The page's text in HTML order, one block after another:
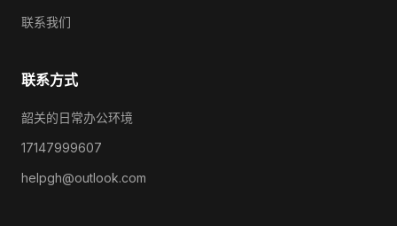
联系我们
联系方式
韶关的日常办公环境
17147999607
helpgh@outlook.com